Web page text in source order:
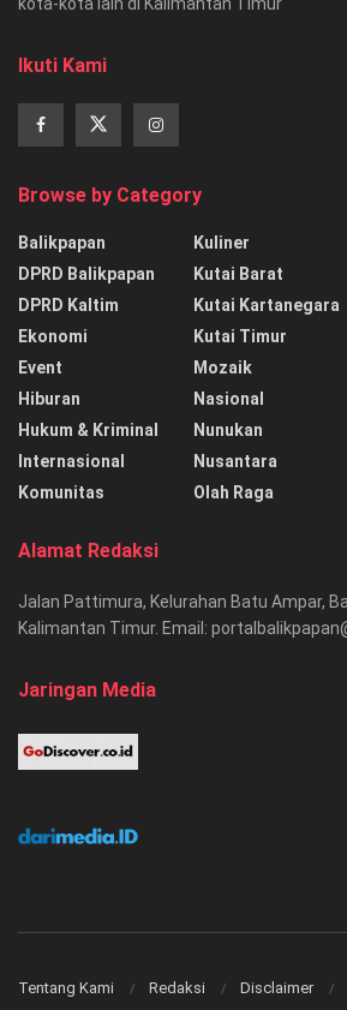
Ikuti Kami
Browse by Category
Balikpapan
DPRD Balikpapan
DPRD Kaltim
Ekonomi
Event
Hiburan
Hukum & Kriminal
Internasional
Komunitas
Kuliner
Kutai Barat
Kutai Kartanegara
Kutai Timur
Mozaik
Nasional
Nunukan
Nusantara
Olah Raga
Alamat Redaksi
Jalan Pattimura, Kelurahan Batu Ampar,
Kalimantan Timur. Email:
Jaringan Media
Tentang Kami Redaksi Disclaimer